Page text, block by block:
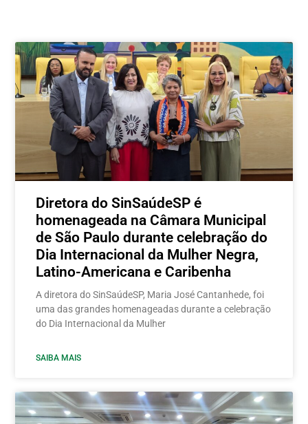
Postagens relacionadas
Diretora do SinSaúdeSP é
homenageada na Câmara Municipal
de São Paulo durante celebração do
Dia Internacional da Mulher Negra,
Latino-Americana e Caribenha
A diretora do SinSaúdeSP, Maria José Cantanhede, foi
uma das grandes homenageadas durante a celebração
do Dia Internacional da Mulher
SAIBA MAIS